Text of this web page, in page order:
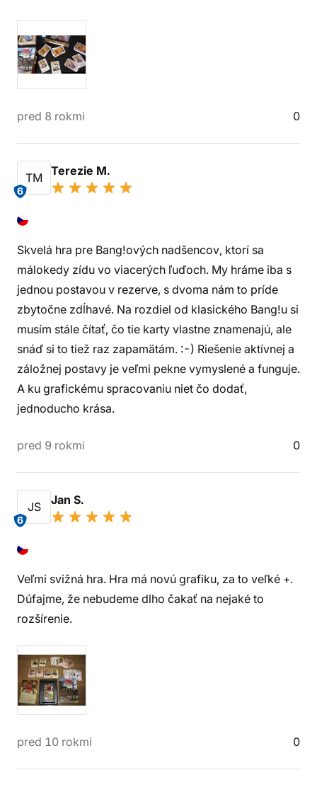
pred 8 rokmi 0
TM
6
Terezie M.
Skvelá hra pre Bang!ových nadšencov, ktorí sa
málokedy zídu vo viacerých ľuďoch. My hráme iba s
jednou postavou v rezerve, s dvoma nám to príde
zbytočne zdĺhavé. Na rozdiel od klasického Bang!u si
musím stále čítať, čo tie karty vlastne znamenajú, ale
snáď si to tiež raz zapamätám. :-) Riešenie aktívnej a
záložnej postavy je veľmi pekne vymyslené a funguje.
A ku grafickému spracovaniu niet čo dodať,
jednoducho krása.
pred 9 rokmi 0
JS
6
Jan S.
Veľmi svižná hra. Hra má novú grafiku, za to veľké +.
Dúfajme, že nebudeme dlho čakať na nejaké to
rozšírenie.
pred 10 rokmi 0